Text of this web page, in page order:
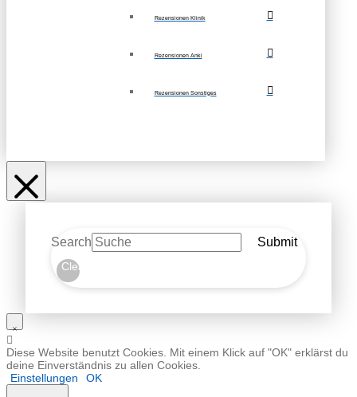
Rezensionen Klinik
Rezensionen Anki
Rezensionen Sonstiges
Search Submit
Clear
Diese Website benutzt Cookies. Mit einem Klick auf "OK" erklärst du
deine Einverständnis zu allen Cookies.
Einstellungen
OK